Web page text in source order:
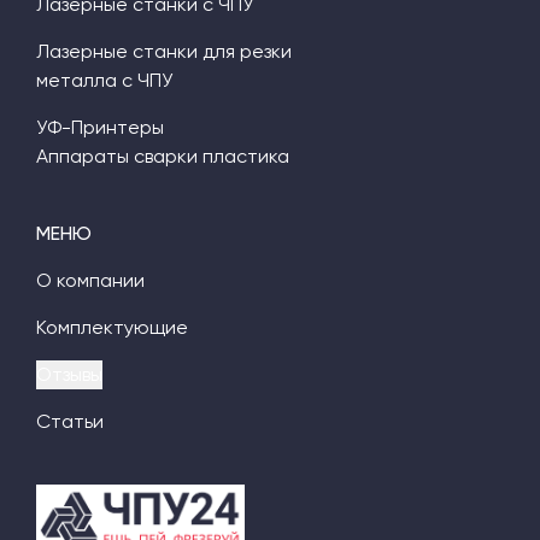
МЕНЮ
О компании
Комплектующие
Статьи
Лазерные станки для резки
металла с ЧПУ
УФ-Принтеры
Аппараты сварки пластика